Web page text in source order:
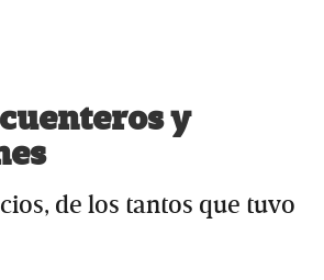
y
de los tantos que tuvo